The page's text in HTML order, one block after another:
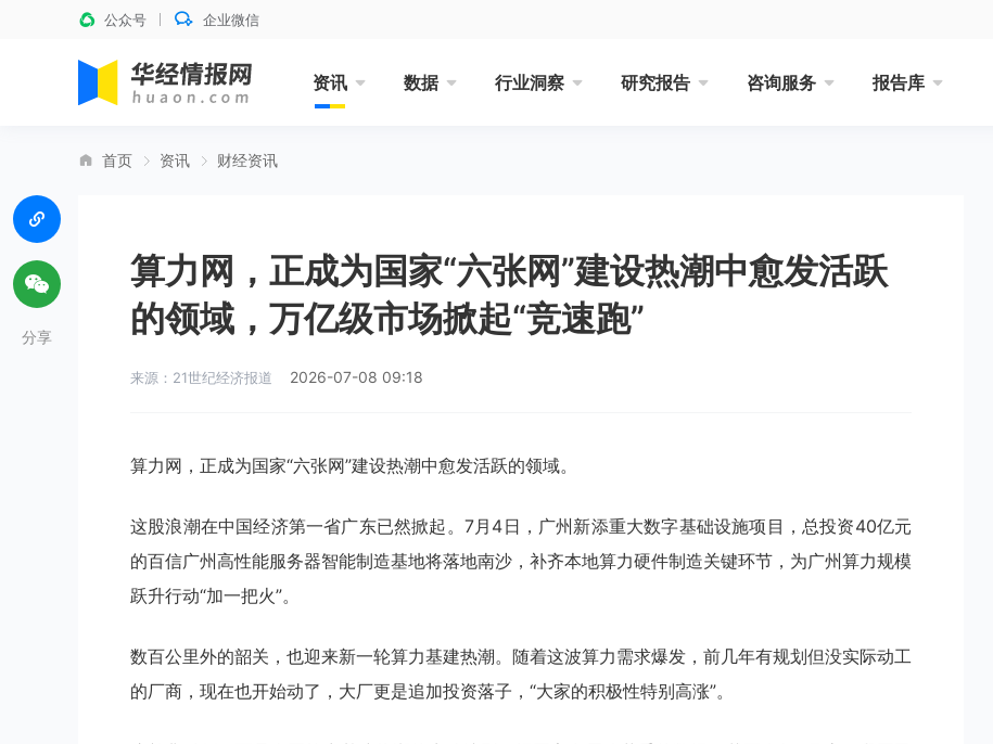
公众号 企业微信
资讯 数据 行业洞察 研究报告 咨询服务 报告库
首页 资讯 财经资讯
算力网，正成为国家“六张网”建设热潮中愈发活跃
的领域，万亿级市场掀起“竞速跑”
来源：21世纪经济报道 2026-07-08 09:18
算力网，正成为国家“六张网”建设热潮中愈发活跃的领域。
这股浪潮在中国经济第一省广东已然掀起。7月4日，广州新添重大数字基础设施项目，总投资40亿元
的百信广州高性能服务器智能制造基地将落地南沙，补齐本地算力硬件制造关键环节，为广州算力规模
跃升行动“加一把火”。
数百公里外的韶关，也迎来新一轮算力基建热潮。随着这波算力需求爆发，前几年有规划但没实际动工
的厂商，现在也开始动了，大厂更是追加投资落子，“大家的积极性特别高涨”。
分享